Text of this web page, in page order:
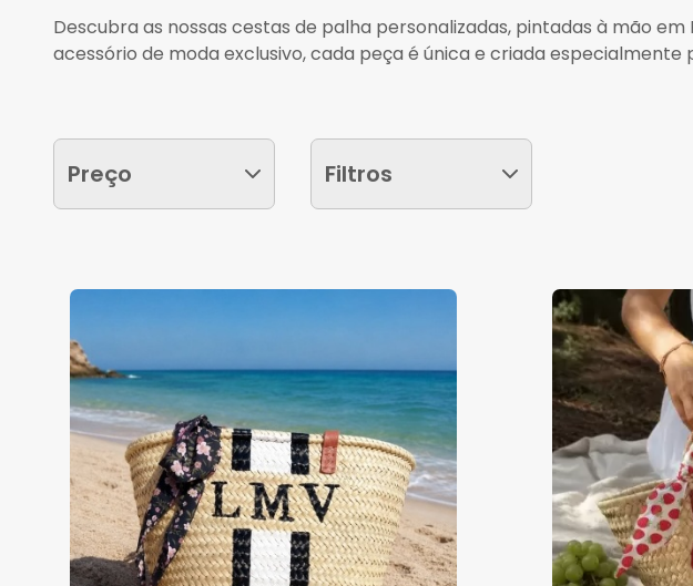
Descubra as nossas cestas de palha personalizadas, pintadas à mão
acessório de moda exclusivo, cada peça é única e criada especialmente
Preço Filtros